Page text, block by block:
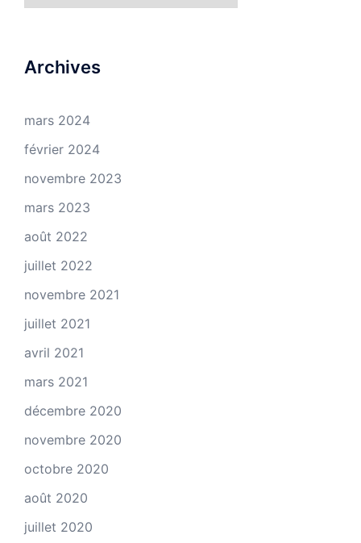
Archives
mars 2024
février 2024
novembre 2023
mars 2023
août 2022
juillet 2022
novembre 2021
juillet 2021
avril 2021
mars 2021
décembre 2020
novembre 2020
octobre 2020
août 2020
juillet 2020